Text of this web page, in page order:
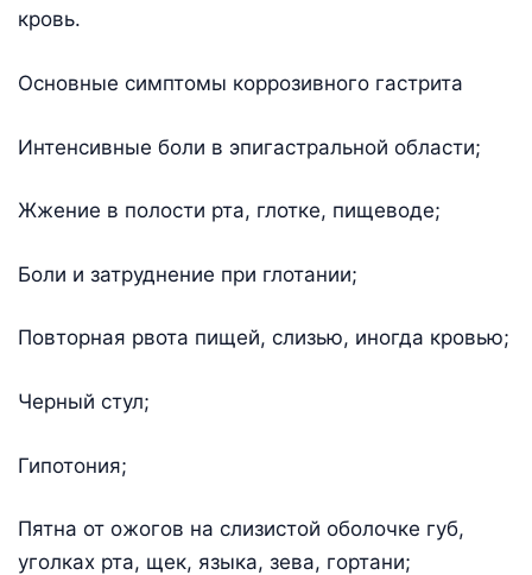
кровь.
Основные симптомы коррозивного гастрита
Интенсивные боли в эпигастральной области;
Жжение в полости рта, глотке, пищеводе;
Боли и затруднение при глотании;
Повторная рвота пищей, слизью, иногда кровью;
Черный стул;
Гипотония;
Пятна от ожогов на слизистой оболочке губ,
уголках рта, щек, языка, зева, гортани;